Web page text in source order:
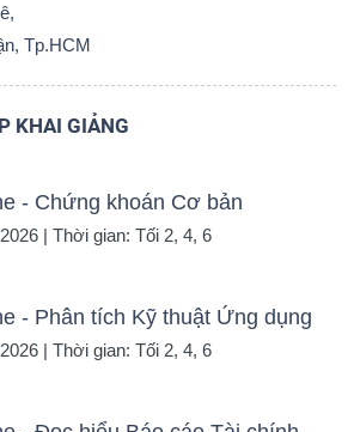
Tp.HCM
KHAI GIẢNG
- Chứng khoán Cơ bản
| Thời gian: Tối 2, 4, 6
- Phân tích Kỹ thuật Ứng dụng
| Thời gian: Tối 2, 4, 6